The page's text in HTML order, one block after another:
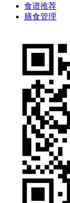
食谱推荐
膳食管理